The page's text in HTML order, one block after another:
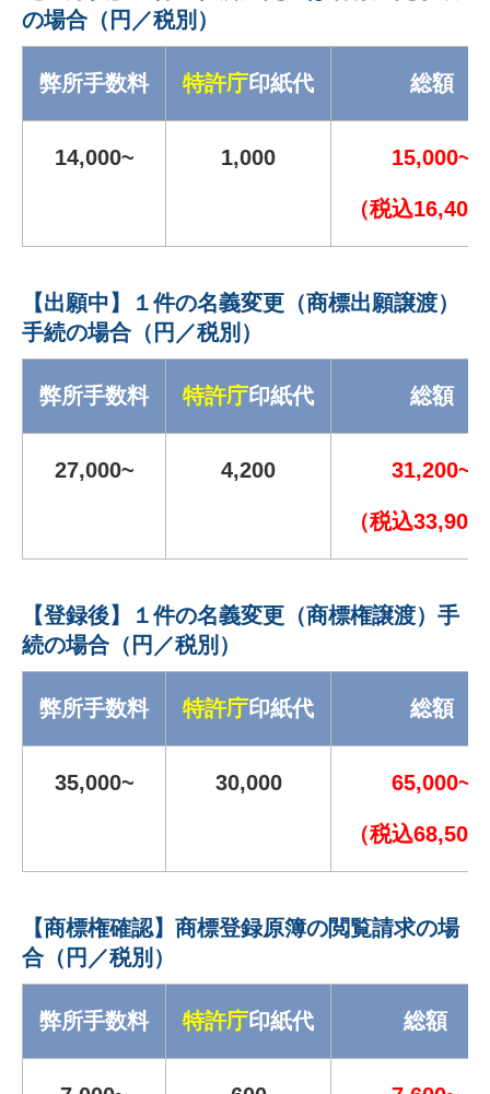
の場合（円／税別）
弊所手数料 特許庁印紙代 総額
14,000~ 1,000 15,000~
（税込
【出願中】１件の名義変更（商標出願譲渡）
手続の場合（円／税別）
弊所手数料 特許庁印紙代 総額
27,000~ 4,200 31,200~
（税込
【登録後】１件の名義変更（商標権譲渡）手
続の場合（円／税別）
弊所手数料 特許庁印紙代 総額
35,000~ 30,000 65,000~
（税込
【商標権確認】商標登録原簿の閲覧請求の場
合（円／税別）
弊所手数料 特許庁印紙代 総額